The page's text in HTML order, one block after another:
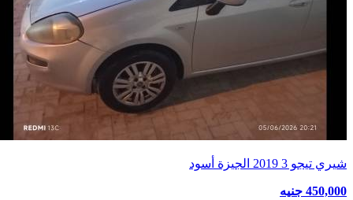
شيري تيجو 3 2019 الجيزة أسود
450,000 جنيه